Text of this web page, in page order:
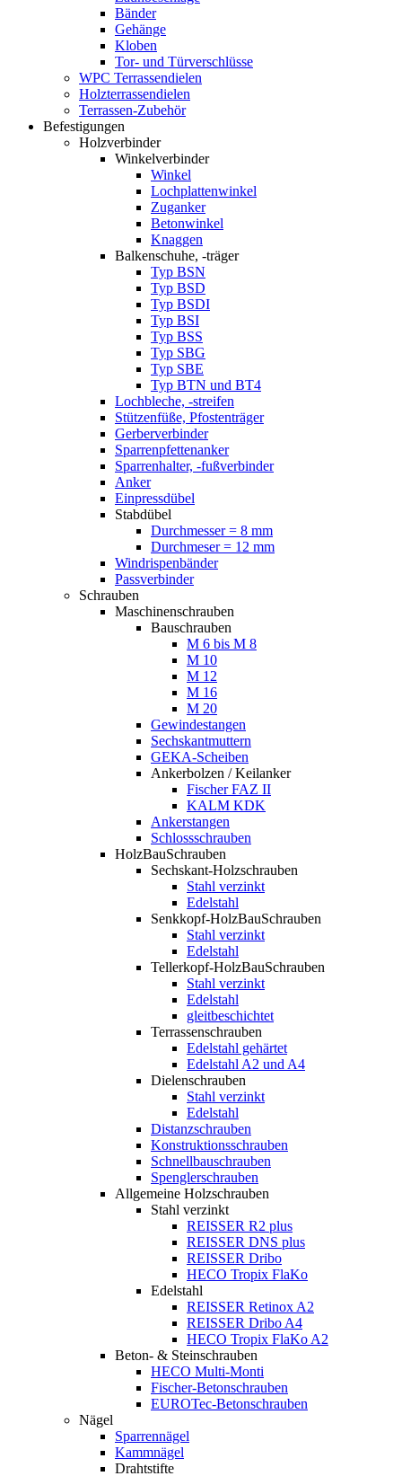
Bänder
Gehänge
Kloben
Tor- und Türverschlüsse
WPC Terrassendielen
Holzterrassendielen
Terrassen-Zubehör
Befestigungen
Holzverbinder
Winkelverbinder
Winkel
Lochplattenwinkel
Zuganker
Betonwinkel
Knaggen
Balkenschuhe, -träger
Typ BSN
Typ BSD
Typ BSDI
Typ BSI
Typ BSS
Typ SBG
Typ SBE
Typ BTN und BT4
Lochbleche, -streifen
Stützenfüße, Pfostenträger
Gerberverbinder
Sparrenpfettenanker
Sparrenhalter, -fußverbinder
Anker
Einpressdübel
Stabdübel
Durchmesser = 8 mm
Durchmeser = 12 mm
Windrispenbänder
Passverbinder
Schrauben
Maschinenschrauben
Bauschrauben
M 6 bis M 8
M 10
M 12
M 16
M 20
Gewindestangen
Sechskantmuttern
GEKA-Scheiben
Ankerbolzen / Keilanker
Fischer FAZ II
KALM KDK
Ankerstangen
Schlossschrauben
HolzBauSchrauben
Sechskant-Holzschrauben
Stahl verzinkt
Edelstahl
Senkkopf-HolzBauSchrauben
Stahl verzinkt
Edelstahl
Tellerkopf-HolzBauSchrauben
Stahl verzinkt
Edelstahl
gleitbeschichtet
Terrassenschrauben
Edelstahl gehärtet
Edelstahl A2 und A4
Dielenschrauben
Stahl verzinkt
Edelstahl
Distanzschrauben
Konstruktionsschrauben
Schnellbauschrauben
Spenglerschrauben
Allgemeine Holzschrauben
Stahl verzinkt
REISSER R2 plus
REISSER DNS plus
REISSER Dribo
HECO Tropix FlaKo
Edelstahl
REISSER Retinox A2
REISSER Dribo A4
HECO Tropix FlaKo A2
Beton- & Steinschrauben
HECO Multi-Monti
Fischer-Betonschrauben
EUROTec-Betonschrauben
Nägel
Sparrennägel
Kammnägel
Drahtstifte